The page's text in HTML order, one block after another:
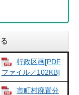
行政区画[PDF
ファイル／102KB]
市町村廃置分